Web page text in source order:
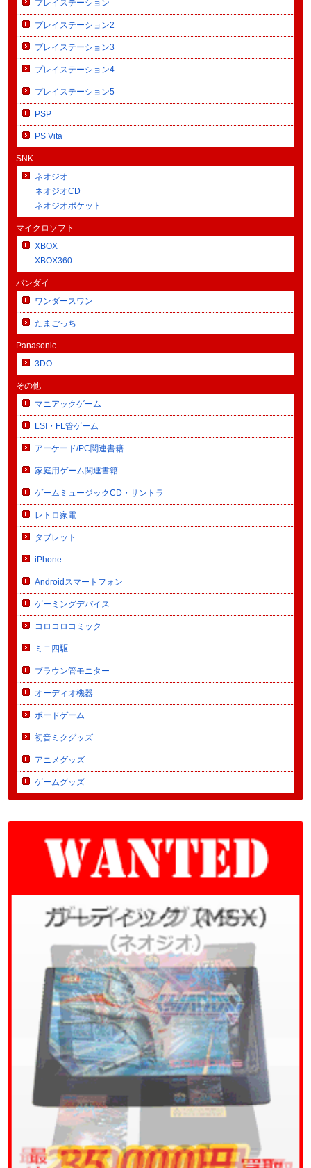
プレイステーション
プレイステーション2
プレイステーション3
プレイステーション4
プレイステーション5
PSP
PS Vita
SNK
ネオジオ
ネオジオCD
ネオジオポケット
マイクロソフト
XBOX
XBOX360
バンダイ
ワンダースワン
たまごっち
Panasonic
3DO
その他
マニアックゲーム
LSI・FL管ゲーム
アーケード/PC関連書籍
家庭用ゲーム関連書籍
ゲームミュージックCD・サントラ
レトロ家電
タブレット
iPhone
Androidスマートフォン
ゲーミングデバイス
コロコロコミック
ミニ四駆
ブラウン管モニター
オーディオ機器
ボードゲーム
初音ミクグッズ
アニメグッズ
ゲームグッズ